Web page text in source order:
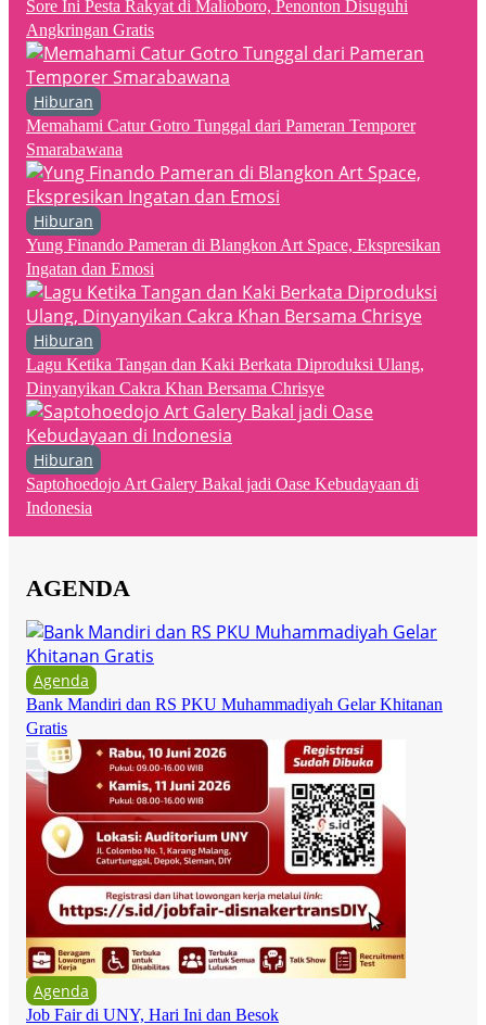
Sore Ini Pesta Rakyat di Malioboro, Penonton Disuguhi
Angkringan Gratis
Hiburan
Memahami Catur Gotro Tunggal dari Pameran Temporer
Smarabawana
Hiburan
Yung Finando Pameran di Blangkon Art Space, Ekspresikan
Ingatan dan Emosi
Hiburan
Lagu Ketika Tangan dan Kaki Berkata Diproduksi Ulang,
Dinyanyikan Cakra Khan Bersama Chrisye
Hiburan
Saptohoedojo Art Galery Bakal jadi Oase Kebudayaan di
Indonesia
AGENDA
Agenda
Bank Mandiri dan RS PKU Muhammadiyah Gelar Khitanan
Gratis
Agenda
Job Fair di UNY, Hari Ini dan Besok